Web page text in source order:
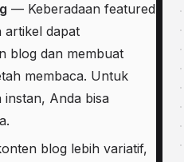
— Keberadaan featured
artikel dapat
blog dan membuat
membaca. Untuk
instan, Anda bisa
blog lebih variatif,